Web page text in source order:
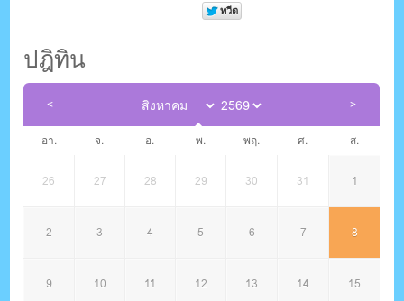
ปฎิทิน
อา. จ. อ. พ. พฤ. ศ. ส.
26 27 28 29 30 31 1
2 3 4 5 6 7 8
9 10 11 12 13 14 15